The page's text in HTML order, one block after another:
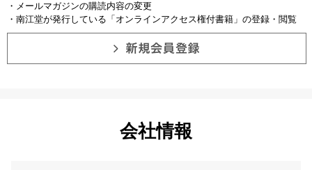
・メールマガジンの購読内容の変更
・南江堂が発行している「オンラインアクセス権付書籍」の登録・閲覧
会社情報